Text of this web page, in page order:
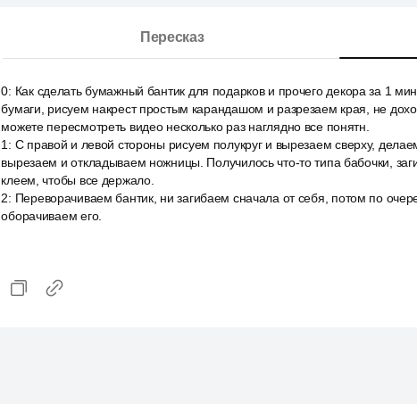
Пересказ
0: Как сделать бумажный бантик для подарков и прочего декора за 1
бумаги, рисуем накрест простым карандашом и разрезаем края, не
можете пересмотреть видео несколько раз наглядно все понятн.
1 : С правой и левой стороны рисуем полукруг и вырезаем сверху,
вырезаем и откладываем ножницы. Получилось что-то типа бабочки,
клеем, чтобы все держало.
2: Переворачиваем бантик, ни загибаем сначала от себя, потом по
оборачиваем его.